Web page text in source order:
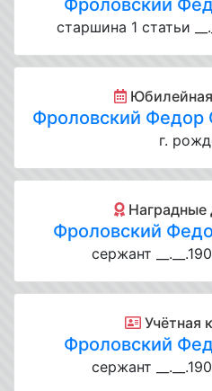
Фроловский
старшина 1 статьи
Юбилейная
Фроловский Федор
г.
Наградные
Фроловский
сержант
Учётная
Фроловский
сержант